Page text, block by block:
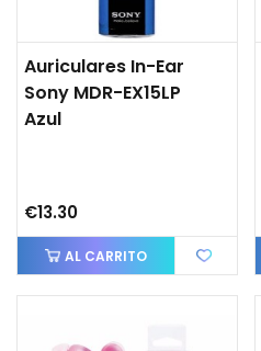
Auriculares In-Ear
Sony MDR-EX15LP
Azul
€13.30
AL CARRITO